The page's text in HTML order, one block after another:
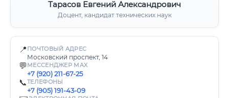
Тарасов Евгений Александрович
Доцент, кандидат технических наук
📍 ПОЧТОВЫЙ АДРЕС
Московский проспект, 14
💬 МЕССЕНДЖЕР MAX
+7 (920) 211-67-25
📞ТЕЛЕФОНЫ
+7 (905) 191-43-09